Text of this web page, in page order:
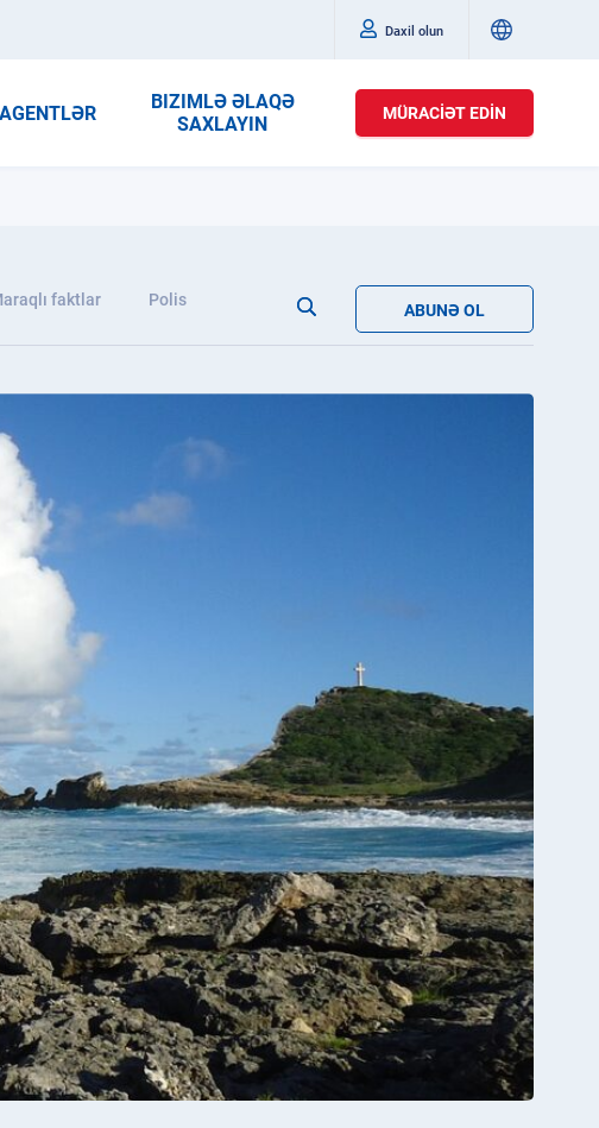
Daxil olun
AGENTLƏR
BIZIMLƏ ƏLAQƏ
SAXLAYIN
MÜRACIƏT EDIN
faktlar
Polis
ABUNƏ OL